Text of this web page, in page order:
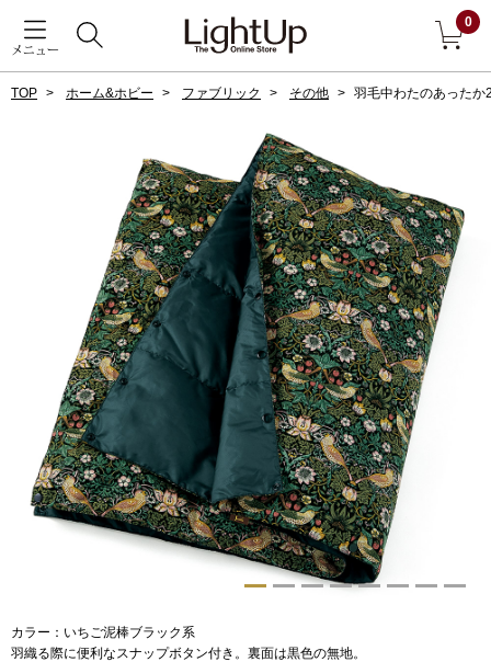
メニュー
0
すべて見る
ダーウェア
アクセサリー
戻る
アウター
ジャケット
コート
ブルゾン
その他
トップス
Tシャツ／カッ
TOP ホーム&ホビー ファブリック その他 羽毛中わたのあったか
カラー：いちご泥棒ブラック系
羽織る際に便利なスナップボタン付き。裏面は黒色の無地。